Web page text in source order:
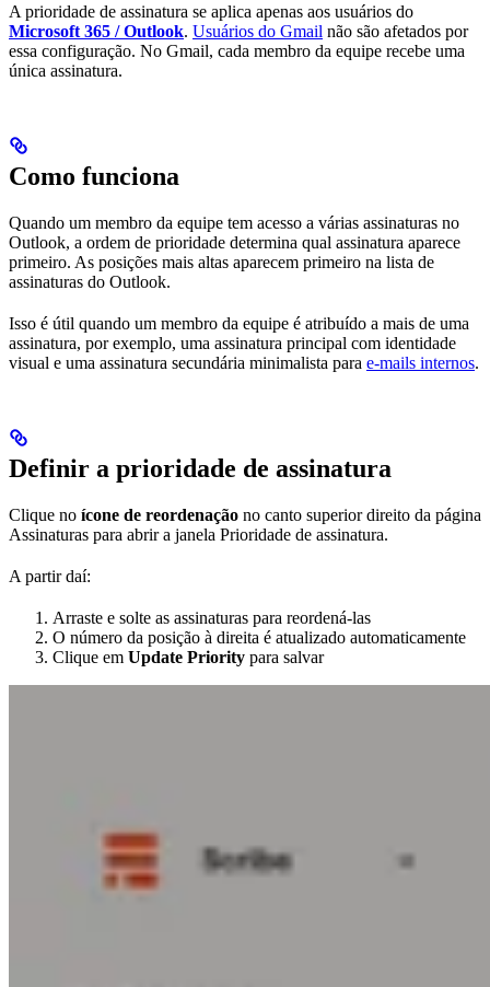
A prioridade de assinatura se aplica apenas aos usuários do
Microsoft 365 / Outlook. Usuários do Gmail não são afetados por
essa configuração. No Gmail, cada membro da equipe recebe uma
única assinatura.
Como funciona
Quando um membro da equipe tem acesso a várias assinaturas no
Outlook, a ordem de prioridade determina qual assinatura aparece
primeiro. As posições mais altas aparecem primeiro na lista de
assinaturas do Outlook.
Isso é útil quando um membro da equipe é atribuído a mais de uma
assinatura, por exemplo, uma assinatura principal com identidade
visual e uma assinatura secundária minimalista para e-mails internos.
Definir a prioridade de assinatura
Clique no ícone de reordenação no canto superior direito da página
Assinaturas para abrir a janela Prioridade de assinatura.
A partir daí:
Arraste e solte as assinaturas para reordená-las
O número da posição à direita é atualizado automaticamente
Clique em Update Priority para salvar